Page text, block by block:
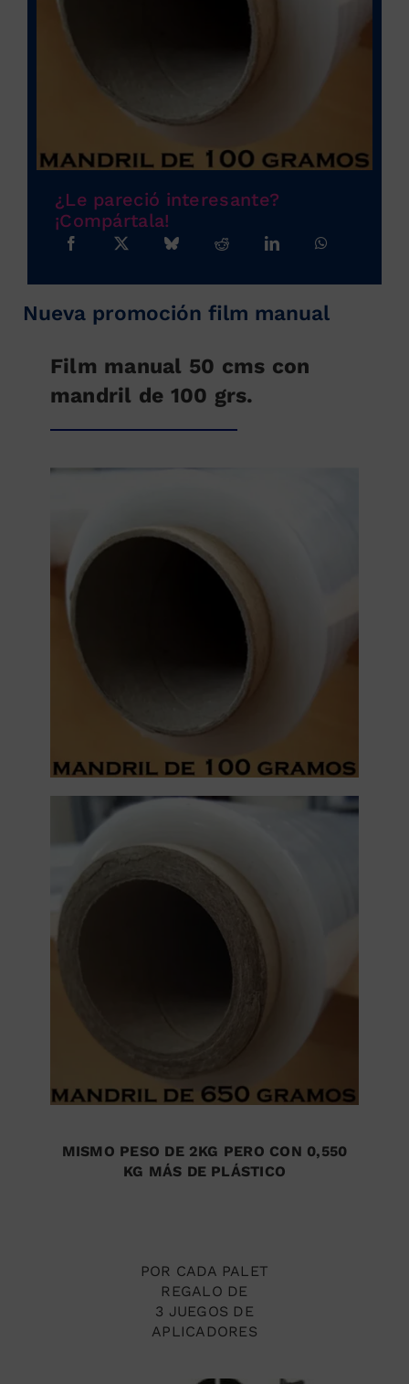
¿Le pareció interesante?
¡Compártala!
Nueva promoción film manual
Film manual 50 cms con
mandril de 100 grs.
MISMO PESO DE 2KG PERO CON 0,550
KG MÁS DE PLÁSTICO
POR CADA PALET
REGALO DE
3 JUEGOS DE
APLICADORES